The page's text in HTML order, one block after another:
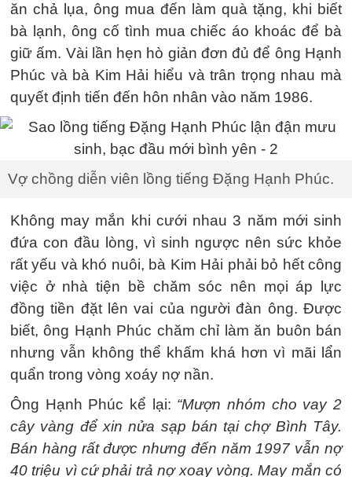
ăn chả lụa, ông mua đến làm quà tặng, khi biết
bà lạnh, ông cố tình mua chiếc áo khoác để bà
giữ ấm. Vài lần hẹn hò giản đơn đủ để ông Hạnh
Phúc và bà Kim Hải hiểu và trân trọng nhau mà
quyết định tiến đến hôn nhân vào năm 1986.
Vợ chồng diễn viên lồng tiếng Đặng Hạnh Phúc.
Không may mắn khi cưới nhau 3 năm mới sinh
đứa con đầu lòng, vì sinh ngược nên sức khỏe
rất yếu và khó nuôi, bà Kim Hải phải bỏ hết công
việc ở nhà tiện bề chăm sóc nên mọi áp lực
đồng tiền đặt lên vai của người đàn ông. Được
biết, ông Hạnh Phúc chăm chỉ làm ăn buôn bán
nhưng vẫn không thể khấm khá hơn vì mãi lẩn
quẩn trong vòng xoáy nợ nần.
Ông Hạnh Phúc kể lại: “Mượn nhóm cho vay 2
cây vàng để xin nửa sạp bán tại chợ Bình Tây.
Bán hàng rất được nhưng đến năm 1997 vẫn nợ
40 triệu vì cứ phải trả nợ xoay vòng. May mắn có